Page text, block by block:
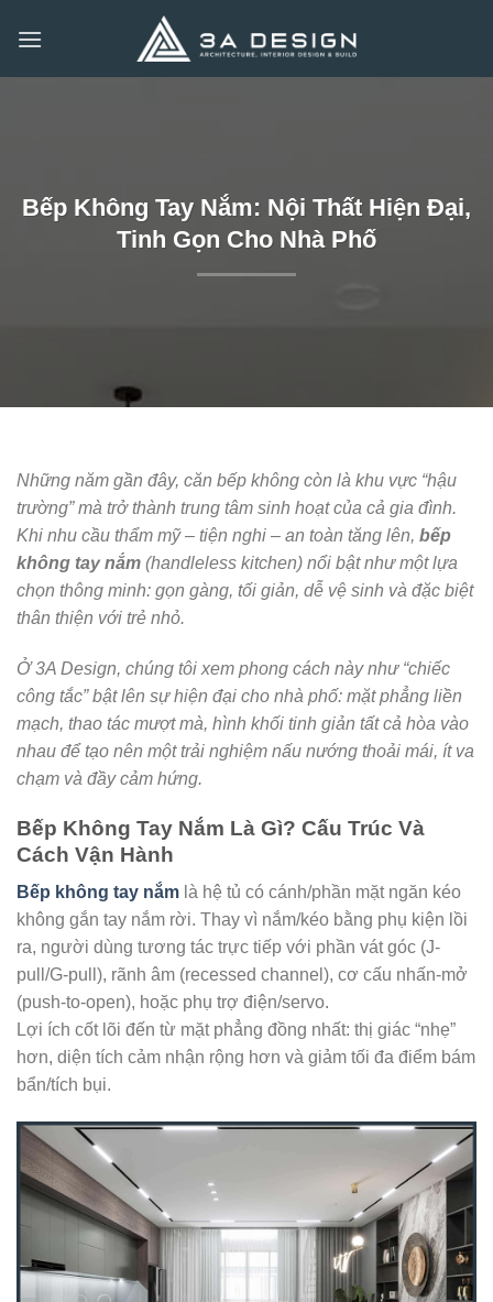
qua
Bếp Không Tay Nắm: Nội Thất Hiện Đại,
Tinh Gọn Cho Nhà Phố
Những năm gần đây, căn bếp không còn là khu vực “hậu
trường” mà trở thành trung tâm sinh hoạt của cả gia đình.
Khi nhu cầu thẩm mỹ – tiện nghi – an toàn tăng lên, bếp
không tay nắm (handleless kitchen) nổi bật như một lựa
chọn thông minh: gọn gàng, tối giản, dễ vệ sinh và đặc biệt
thân thiện với trẻ nhỏ.
Ở 3A Design, chúng tôi xem phong cách này như “chiếc
công tắc” bật lên sự hiện đại cho nhà phố: mặt phẳng liền
mạch, thao tác mượt mà, hình khối tinh giản tất cả hòa vào
nhau để tạo nên một trải nghiệm nấu nướng thoải mái, ít va
chạm và đầy cảm hứng.
Bếp Không Tay Nắm Là Gì? Cấu Trúc Và
Cách Vận Hành
Bếp không tay nắm là hệ tủ có cánh/phần mặt ngăn kéo
không gắn tay nắm rời. Thay vì nắm/kéo bằng phụ kiện lồi
ra, người dùng tương tác trực tiếp với phần vát góc (J-
pull/G-pull), rãnh âm (recessed channel), cơ cấu nhấn-mở
(push-to-open), hoặc phụ trợ điện/servo.
Lợi ích cốt lõi đến từ mặt phẳng đồng nhất: thị giác “nhẹ”
hơn, diện tích cảm nhận rộng hơn và giảm tối đa điểm bám
bẩn/tích bụi.